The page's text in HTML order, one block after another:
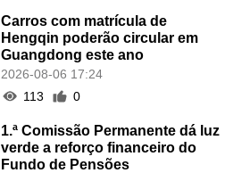
Carros com matrícula de
Hengqin poderão circular em
Guangdong este ano
2026-08-06 17:24
113
0
1.ª Comissão Permanente dá luz
verde a reforço financeiro do
Fundo de Pensões